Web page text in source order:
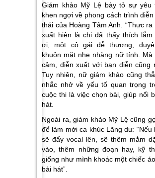
Giám khảo Mỹ Lệ bày tỏ sự yêu
khen ngợi về phong cách trình diễn
thái của Hoàng Tâm Anh. “Thực ra
xuất hiện là chị đã thấy thích lắm
ơi, một cô gái dễ thương,
khuôn mặt nhẹ nhàng nữ tính. Mà
cảm, diễn xuất với bạn diễn cũng
Tuy nhiên, nữ giám khảo cũng
nhắc nhở về yếu tố quan trọng
cuộc thi là việc chọn bài, giúp nổi
hát.
Ngoài ra, giám khảo Mỹ Lệ cũng
để làm mới ca khúc Lãng du: “Nếu
sẽ đẩy vocal lên, sẽ thêm mắm
vào, thêm những đoạn hay, kỹ
giống như mình khoác một chiếc
bài hát”.